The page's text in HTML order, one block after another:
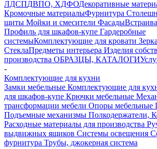
ЛДСПДВПО, ХДФОДекоративные
Кромочные материалыФурнитура
щиты Мойки и смесители Фасады
Профиль для шкафов-купе Гардеробные
системыКомплектующие для кровати
СтеклаПредметы интерьера Изделия
производства ОБРАЗЦЫ, КАТАЛОГИ
-
Комплектующие для кухни
Замки мебельные Комплектующие для
для шкафов-купе Крючки мебельные
трансформации мебели Опоры мебельные
Подъемные механизмы Полкодержатели,
Расходные материалы для производства
выдвижных ящиков Системы освещения
фурнитура Трубы, джокерная система